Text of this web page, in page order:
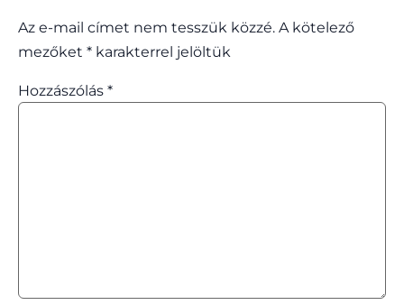
Az e-mail címet nem tesszük közzé. A kötelező
mezőket * karakterrel jelöltük
Hozzászólás *